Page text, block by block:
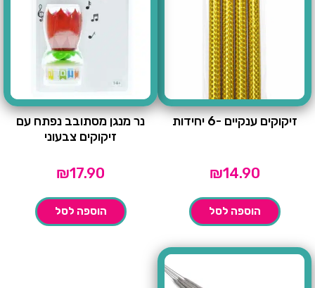
זיקוקים ענקיים -6 יחידות
₪14.90
הוספה לסל
נר מנגן מסתובב נפתח עם
זיקוקים צבעוני
₪17.90
הוספה לסל